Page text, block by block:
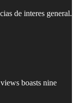
de interes general.
boasts nine